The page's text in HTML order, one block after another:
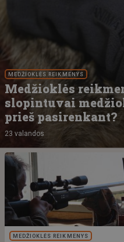
MEDŽIOKLĖS REIKMENYS
Medžioklės
slopintuvai
prieš pasirenkant?
23 valandos
MEDŽIOKLĖS REIKMENYS